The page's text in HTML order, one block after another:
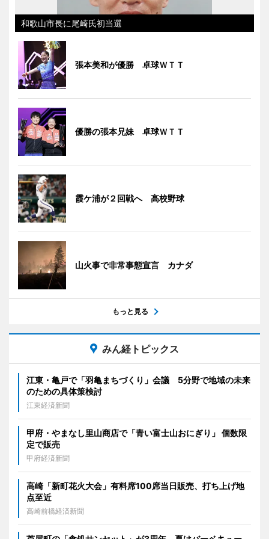
和歌山市長に尾崎氏初当選
張本美和が優勝 卓球ＷＴＴ
優勝の張本兄妹 卓球ＷＴＴ
霞ケ浦が２回戦へ 高校野球
山火事で非常事態宣言 カナダ
もっと見る
みん経トピックス
江東・亀戸で「羽亀まちづくり」会議 5分野で地域の未来
のための具体策検討
江東経済新聞
甲府・やまなし里山商店で「青い富士山おにぎり」 個数限
定で販売
甲府経済新聞
高崎「新町花火大会」有料席100席当日販売、打ち上げ地
点至近
高崎前橋経済新聞